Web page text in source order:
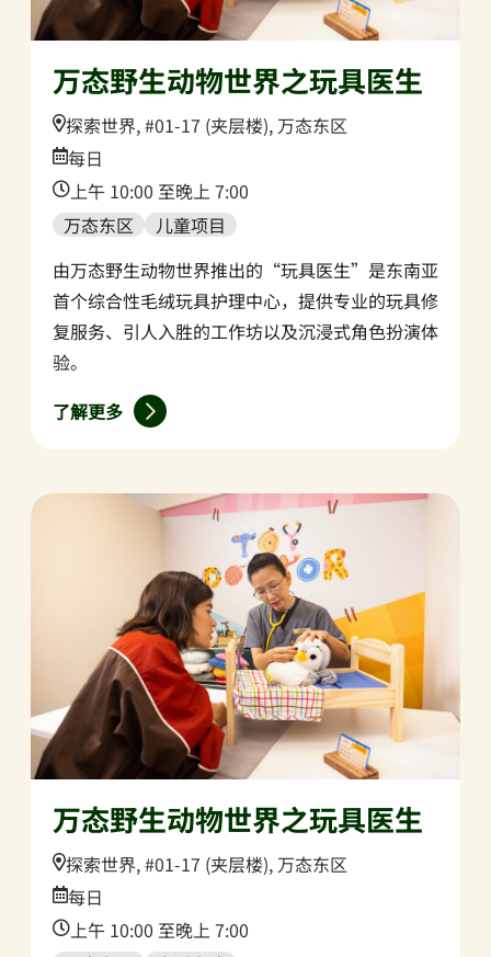
万态野生动物世界之玩具医生
Location:
探索世界, #01-17 (夹层楼), 万态东区
Date:
每日
Time:上午 10:00 至晚上 7:00
万态东区
儿童项目
由万态野生动物世界推出的“玩具医生”是东南亚
首个综合性毛绒玩具护理中心，提供专业的玩具修
复服务、引人入胜的工作坊以及沉浸式角色扮演体
验。
了解更多
万态野生动物世界之玩具医生
Location:
探索世界, #01-17 (夹层楼), 万态东区
Date:
每日
Time:
上午 10:00 至晚上 7:00